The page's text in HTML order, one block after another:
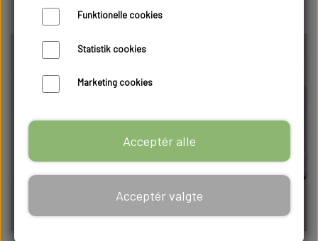
Funktionelle cookies
Statistik cookies
Marketing cookies
Acceptér alle
Acceptér valgte